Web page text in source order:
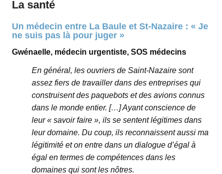
La santé
Un médecin entre La Baule et St-Nazaire : « Je
ne suis pas là pour juger »
Gwénaelle, médecin urgentiste, SOS médecins
En général, les ouvriers de Saint-Nazaire sont
assez fiers de travailler dans des entreprises qui
construisent des paquebots et des avions connus
dans le monde entier. […] Ayant conscience de
leur « savoir faire », ils se sentent légitimes dans
leur domaine. Du coup, ils reconnaissent aussi ma
légitimité et on entre dans un dialogue d’égal à
égal en termes de compétences dans les
domaines qui sont les nôtres.